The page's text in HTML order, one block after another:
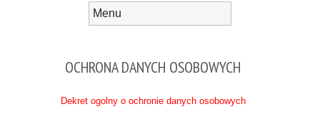
OCHRONA DANYCH OSOBOWYCH
Dekret ogolny o ochronie danych osobowych